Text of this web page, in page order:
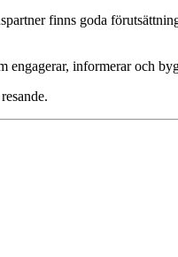
finns goda
informerar och